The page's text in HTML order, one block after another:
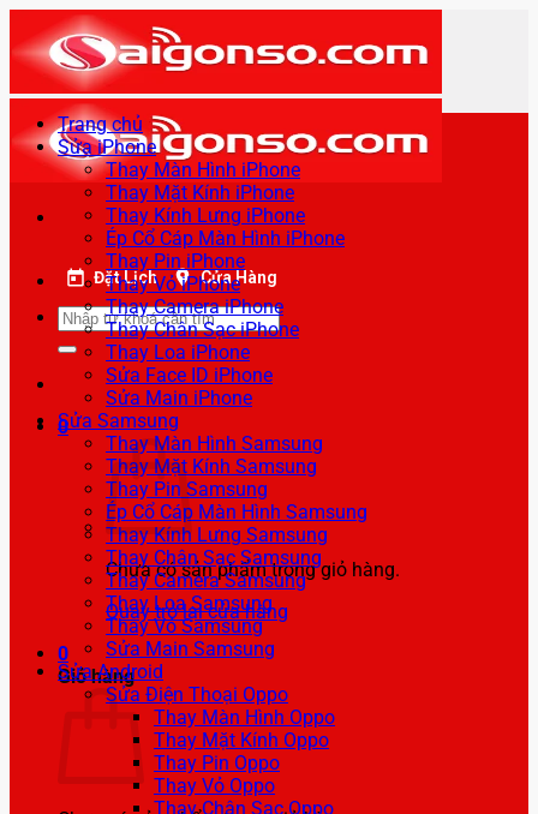
qua
nội
dung
Đặt Lịch Cửa Hàng
Tìm
kiếm:
0
Chưa có sản phẩm trong giỏ hàng.
Quay trở lại cửa hàng
0
Giỏ hàng
Trang chủ
Sửa iPhone
Thay Màn Hình iPhone
Thay Mặt Kính iPhone
Thay Kính Lưng iPhone
Ép Cổ Cáp Màn Hình iPhone
Thay Pin iPhone
Thay Vỏ iPhone
Thay Camera iPhone
Thay Chân Sạc iPhone
Thay Loa iPhone
Sửa Face ID iPhone
Sửa Main iPhone
Sửa Samsung
Thay Màn Hình Samsung
Thay Mặt Kính Samsung
Thay Pin Samsung
Ép Cổ Cáp Màn Hình Samsung
Thay Kính Lưng Samsung
Thay Chân Sạc Samsung
Thay Camera Samsung
Thay Loa Samsung
Thay Vỏ Samsung
Sửa Main Samsung
Sửa Android
Sửa Điện Thoại Oppo
Thay Màn Hình Oppo
Thay Mặt Kính Oppo
Thay Pin Oppo
Thay Vỏ Oppo
Thay Chân Sạc Oppo